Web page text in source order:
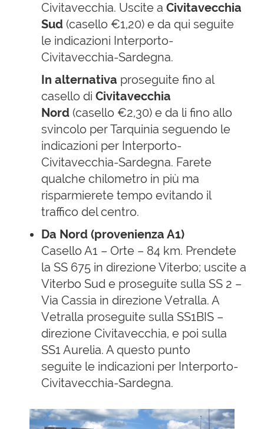
Civitavecchia. Uscite a Civitavecchia
Sud (casello €1,20) e da qui seguite
le indicazioni Interporto-
Civitavecchia-Sardegna.
In alternativa proseguite fino al
casello di Civitavecchia
Nord (casello €2,30) e da li fino allo
svincolo per Tarquinia seguendo le
indicazioni per Interporto-
Civitavecchia-Sardegna. Farete
qualche chilometro in più ma
risparmierete tempo evitando il
traffico del centro.
Da Nord (provenienza A1)
Casello A1 – Orte – 84 km. Prendete
la SS 675 in direzione Viterbo; uscite a
Viterbo Sud e proseguite sulla SS 2 –
Via Cassia in direzione Vetralla. A
Vetralla proseguite sulla SS1BIS –
direzione Civitavecchia, e poi sulla
SS1 Aurelia. A questo punto
seguite le indicazioni per Interporto-
Civitavecchia-Sardegna.